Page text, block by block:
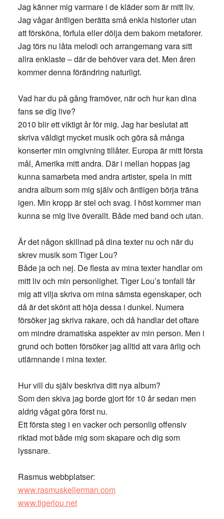
Jag känner mig varmare i de kläder som är mitt liv.
Jag vågar äntligen berätta små enkla historier utan
att försköna, förfula eller dölja dem bakom metaforer.
Jag törs nu låta melodi och arrangemang vara sitt
allra enklaste – där de behöver vara det. Men åren
kommer denna förändring naturligt.
Vad har du på gång framöver, när och hur kan dina
fans se dig live?
2010 blir ett viktigt år för mig. Jag har beslutat att
skriva väldigt mycket musik och göra så många
konserter min omgivning tillåter. Europa är mitt första
mål, Amerika mitt andra. Där i mellan hoppas jag
kunna samarbeta med andra artister, spela in mitt
andra album som mig själv och äntligen börja träna
igen. Min kropp är stel och svag. I höst kommer man
kunna se mig live överallt. Både med band och utan.
Är det någon skillnad på dina texter nu och när du
skrev musik som Tiger Lou?
Både ja och nej. De flesta av mina texter handlar om
mitt liv och min personlighet. Tiger Lou’s tonfall får
mig att vilja skriva om mina sämsta egenskaper, och
då är det skönt att höja dessa i dunkel. Numera
försöker jag skriva rakare, och då handlar det oftare
om mindre dramatiska aspekter av min person. Men i
grund och botten försöker jag alltid att vara ärlig och
utlämnande i mina texter.
Hur vill du själv beskriva ditt nya album?
Som den skiva jag borde gjort för 10 år sedan men
aldrig vågat göra först nu.
Ett första steg i en vacker och personlig offensiv
riktad mot både mig som skapare och dig som
lyssnare.
Rasmus webbplatser:
www.rasmuskellerman.com
www.tigerlou.net